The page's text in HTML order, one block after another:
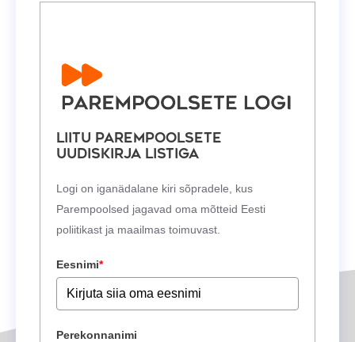
Liitu Parempoolsete
uudiskirja listiga
Logi on iganädalane kiri sõpradele, kus
Parempoolsed jagavad oma mõtteid Eesti
poliitikast ja maailmas toimuvast.
Eesnimi*
Perekonnanimi